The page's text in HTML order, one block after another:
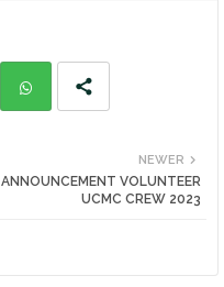
ats
NEWER
ANNOUNCEMENT VOLUNTEER
UCMC CREW 2023